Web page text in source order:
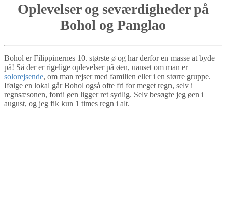
Oplevelser og seværdigheder på
Bohol og Panglao
Bohol er Filippinernes 10. største ø og har derfor en masse at byde
på! Så der er rigelige oplevelser på øen, uanset om man er
solorejsende, om man rejser med familien eller i en større gruppe.
Ifølge en lokal går Bohol også ofte fri for meget regn, selv i
regnsæsonen, fordi øen ligger ret sydlig. Selv besøgte jeg øen i
august, og jeg fik kun 1 times regn i alt.